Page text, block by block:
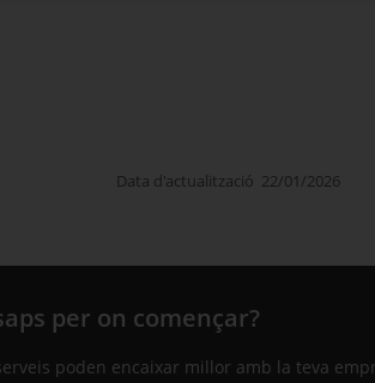
Data d'actualització 22/01/2026
per on començar?
poden encaixar millor amb la teva